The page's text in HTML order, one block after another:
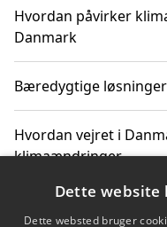
Hvordan påvirker
Danmark
Bæredygtige
Hvordan vejret i
klimaændringer
Hvordan
Dette website
Dette websted bruger